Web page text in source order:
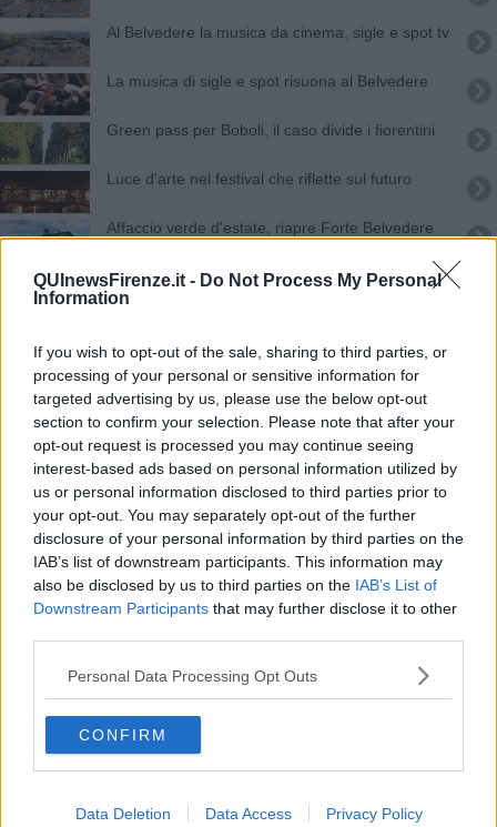
QUInewsFirenze.it - Do Not Process My Personal
Information
If you wish to opt-out of the sale, sharing to third parties, or
processing of your personal or sensitive information for
targeted advertising by us, please use the below opt-out
section to confirm your selection. Please note that after your
opt-out request is processed you may continue seeing
interest-based ads based on personal information utilized by
us or personal information disclosed to third parties prior to
your opt-out. You may separately opt-out of the further
disclosure of your personal information by third parties on the
IAB’s list of downstream participants. This information may
also be disclosed by us to third parties on the IAB’s List of
Downstream Participants that may further disclose it to other
Personal Data Processing Opt Outs
CONFIRM
Data Deletion Data Access Privacy Policy
Al Belvedere la musica da cinema, sigle e spot tv
La musica di sigle e spot risuona al Belvedere
Green pass per Boboli, il caso divide i fiorentini
Luce d'arte nel festival che riflette sul futuro
Affaccio verde d'estate, riapre Forte Belvedere
Conto alla rovescia per salire al Forte Belvedere
Belvedere tra funicolare, scala mobile e navetta
Al Forte Belvedere nel ricordo di Veronica
Musei gratis per i residenti, cosa c'è da vedere
Corri la Vita, percorsi e tutte le novità del 2022
La sosta sui tornanti fa sparire il marciapiede
A David LaChapelle il premio alla carriera
Musei gratis per la Domenica Metropolitana
Una domenica metropolitana
Con l'Urban Trail si corre anche di notte